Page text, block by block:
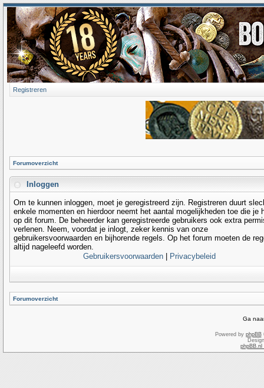
Registreren
Forumoverzicht
Inloggen
Om te kunnen inloggen, moet je geregistreerd zijn. Registreren duurt
enkele momenten en hierdoor neemt het aantal mogelijkheden toe die je
op dit forum. De beheerder kan geregistreerde gebruikers ook extra
verlenen. Neem, voordat je inlogt, zeker kennis van onze
gebruikersvoorwaarden en bijhorende regels. Op het forum moeten de
altijd nageleefd worden.
Gebruikersvoorwaarden
Privacybeleid
Forumoverzicht
Ga
Powered by phpBB
phpBB.nl